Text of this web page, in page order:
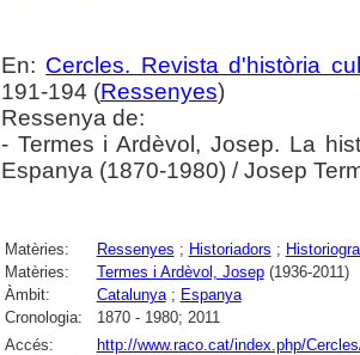
En: Cercles. Revista d'història
191-194 (Ressenyes)
Ressenya de:
- Termes i Ardèvol, Josep. La
Espanya (1870-1980) / Josep
Matèries: Ressenyes ; Historiadors ;
Matèries:
Termes i Ardèvol, Josep(1936-2011)
Àmbit:
Catalunya; Espanya
Cronologia:
1870 - 1980; 2011
Accés:
http://www.raco.cat/index.php/